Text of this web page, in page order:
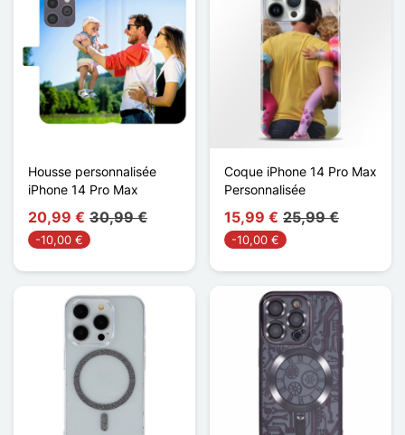
Housse personnalisée
iPhone 14 Pro Max
20,99 € 30,99 €
-10,00 €
Coque iPhone 14 Pro Max
Personnalisée
15,99 € 25,99 €
-10,00 €